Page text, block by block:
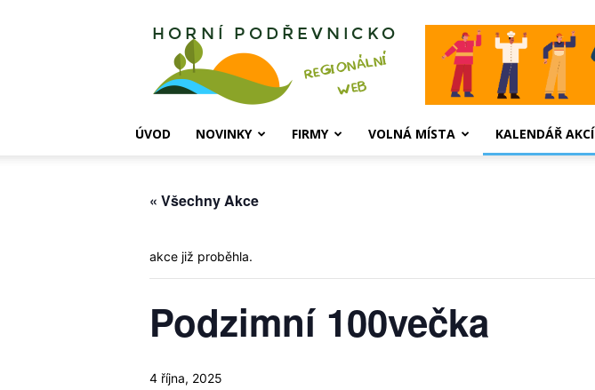
Horní
ÚVOD NOVINKY FIRMY VOLNÁ MÍSTA KALENDÁŘ AKCÍ
« Všechny Akce
akce již proběhla.
Podzimní 100večka
4 října, 2025